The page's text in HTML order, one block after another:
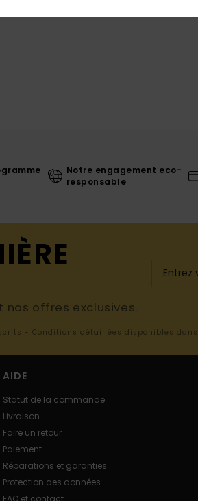
Notre engagement eco-
responsable
offres exclusives.
- Conditions détaillées disponibles
AIDE
Statut de la commande
Livraison
Faire un retour
Paiement
Réparations et garanties
Protection des données
FAQ et contact